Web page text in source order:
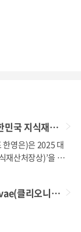
바이오헬스시스템(주) 한영은 대표, 2025 대한민국 지식재산대전 상표/디자인권전 ‘은상(지식재산처장상)’ 수상
영은)은 2025 대
재산처장상)’을 수
드 경쟁력, 그리
균기 ‘클리오니베
바이오헬스시스템㈜, 휴대용 살균기 'Cleonivae(클리오니베이)' 상표 출원 완료